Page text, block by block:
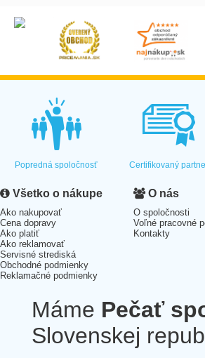
Popredná spoločnosť Certifikovaný
Všetko o nákupe
Ako nakupovať
Cena dopravy
Ako platiť
Ako reklamovať
Servisné strediská
Obchodné podmienky
Reklamačné podmienky
O nás
O spoločnosti
Voľné pracovné
Kontakty
Máme Pečať
Slovenskej